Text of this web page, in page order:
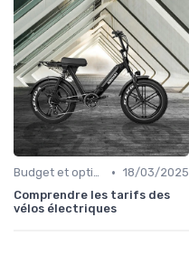
Budget et options de financement • 18/03/2025
Comprendre les tarifs des
vélos électriques